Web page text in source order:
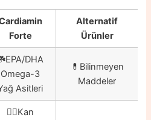
Forte
Alternatif
Ürünler
DHA
Omega-3
Asitleri
💊Bilinmeyen
Maddeler
👍🏼Kan